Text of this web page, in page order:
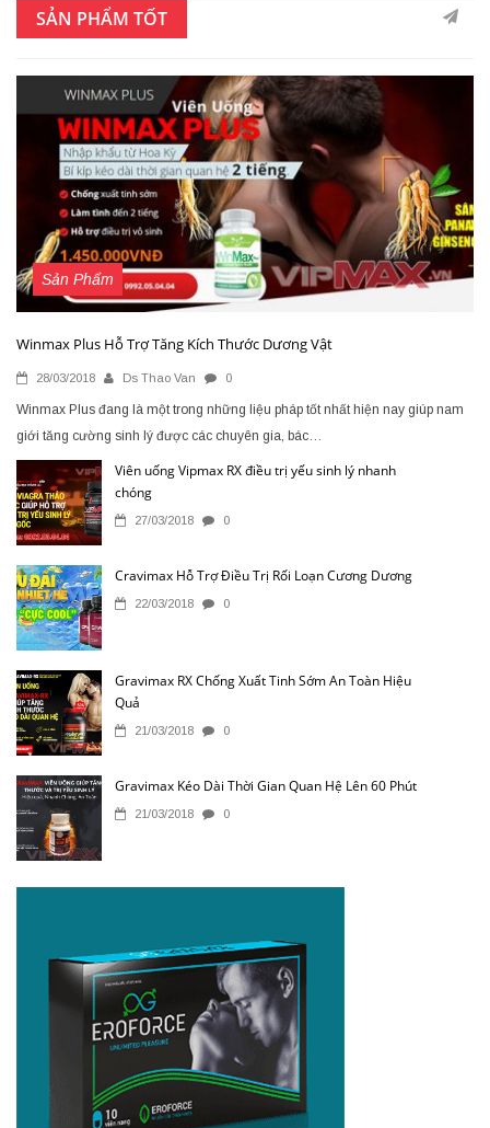
SẢN PHẨM TỐT
Sản Phẩm
Winmax Plus Hỗ Trợ Tăng Kích Thước Dương Vật
28/03/2018 Ds Thao Van 0
Winmax Plus đang là một trong những liệu pháp tốt nhất hiện nay giúp nam
giới tăng cường sinh lý được các chuyên gia, bác…
Viên uống Vipmax RX điều trị yếu sinh lý nhanh
chóng
27/03/2018 0
Cravimax Hỗ Trợ Điều Trị Rối Loạn Cương Dương
22/03/2018 0
Gravimax RX Chống Xuất Tinh Sớm An Toàn Hiệu
Quả
21/03/2018 0
Gravimax Kéo Dài Thời Gian Quan Hệ Lên 60 Phút
21/03/2018 0